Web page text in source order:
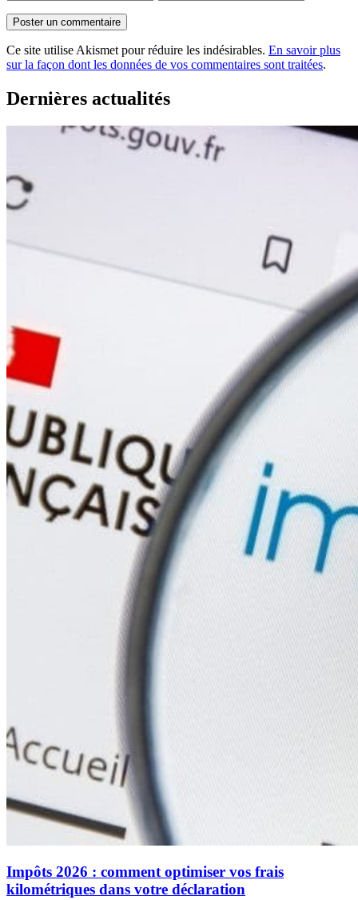
Ce site utilise Akismet pour réduire les indésirables. En savoir plus
sur la façon dont les données de vos commentaires sont traitées.
Dernières actualités
Impôts 2026 : comment optimiser vos frais
kilométriques dans votre déclaration